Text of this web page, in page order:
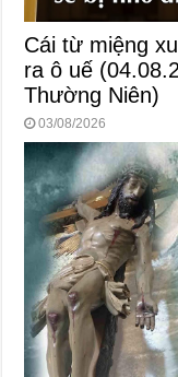
Cái từ miệng
ra ô uế
Thường Niên)
03/08/2026